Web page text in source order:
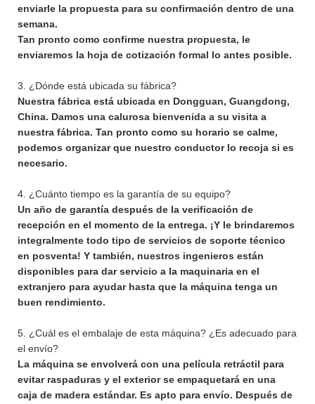
enviarle la propuesta para su confirmación dentro de una
semana.
Tan pronto como confirme nuestra propuesta, le
enviaremos la hoja de cotización formal lo antes posible.
3. ¿Dónde está ubicada su fábrica?
Nuestra fábrica está ubicada en Dongguan, Guangdong,
China. Damos una calurosa bienvenida a su visita a
nuestra fábrica. Tan pronto como su horario se calme,
podemos organizar que nuestro conductor lo recoja si es
necesario.
4. ¿Cuánto tiempo es la garantía de su equipo?
Un año de garantía después de la verificación de
recepción en el momento de la entrega. ¡Y le brindaremos
integralmente todo tipo de servicios de soporte técnico
en posventa! Y también, nuestros ingenieros están
disponibles para dar servicio a la maquinaria en el
extranjero para ayudar hasta que la máquina tenga un
buen rendimiento.
5. ¿Cuál es el embalaje de esta máquina? ¿Es adecuado para
el envío?
La máquina se envolverá con una película retráctil para
evitar raspaduras y el exterior se empaquetará en una
caja de madera estándar. Es apto para envío. Después de